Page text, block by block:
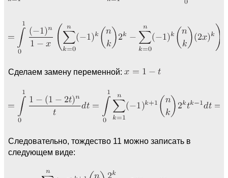
Сделаем замену переменной:
Следовательно, тождество 11 можно записать в
следующем виде: